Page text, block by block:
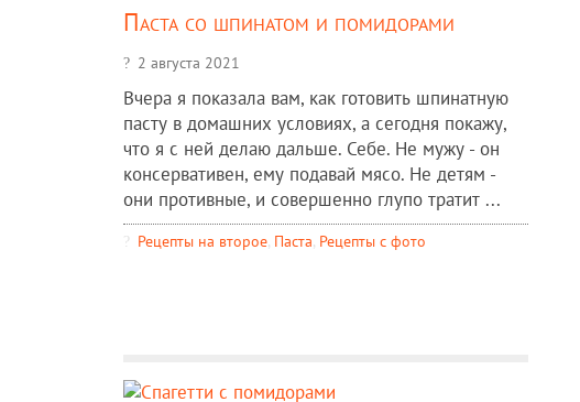
Паста со шпинатом и помидорами
2 августа 2021
Вчера я показала вам, как готовить шпинатную
пасту в домашних условиях, а сегодня покажу,
что я с ней делаю дальше. Себе. Не мужу - он
консервативен, ему подавай мясо. Не детям -
они противные, и совершенно глупо тратит ...
Рецепты на второе, Паста, Рецепты c фото